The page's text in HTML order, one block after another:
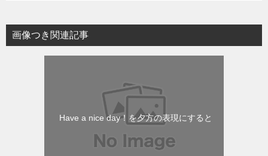
画像つき関連記事
Have a nice day！を夕方の表現にすると